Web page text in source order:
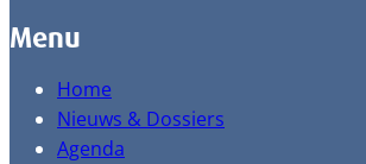
Menu
Home
Nieuws & Dossiers
Agenda